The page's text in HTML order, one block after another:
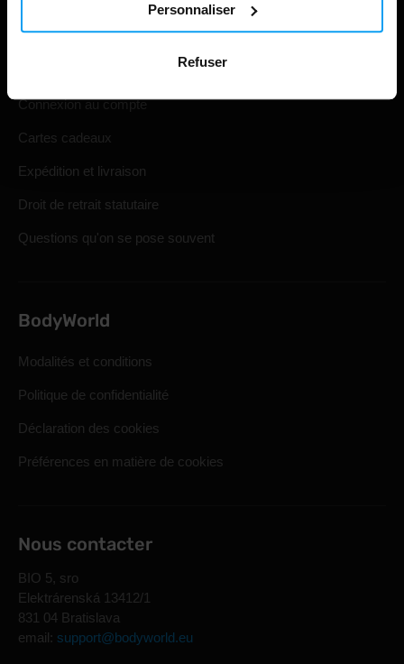
Personnaliser
Refuser
Shopping
Connexion au compte
Cartes cadeaux
Expédition et livraison
Droit de retrait statutaire
Questions qu'on se pose souvent
BodyWorld
Modalités et conditions
Politique de confidentialité
Déclaration des cookies
Préférences en matière de cookies
Nous contacter
BIO 5, sro
Elektrárenská 13412/1
831 04 Bratislava
email: support@bodyworld.eu